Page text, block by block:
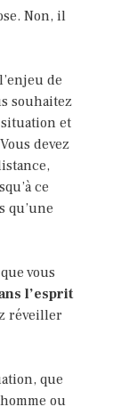
Non, il
de
souhaitez
et
devez
ce
qu’une
vous
l’esprit
réveiller
que
ou